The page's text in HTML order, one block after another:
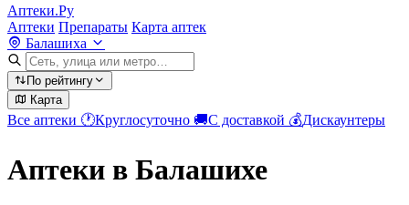
Аптеки.Ру
Аптеки Препараты Карта аптек
Балашиха
По рейтингу
Карта
Все аптеки 🕐Круглосуточно 🚚С доставкой 💰Дискаунтеры
Аптеки в Балашихе